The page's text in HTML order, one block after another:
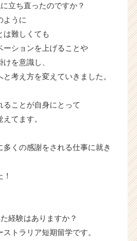
立ち直ったのですか？
ように
は難しくても
ーションを上げることや
を意識し、
考え方を変えていきました。
ることが自身にとって
てます。
くの感謝をされる仕事に就き
経験はありますか？
トラリア短期留学です。